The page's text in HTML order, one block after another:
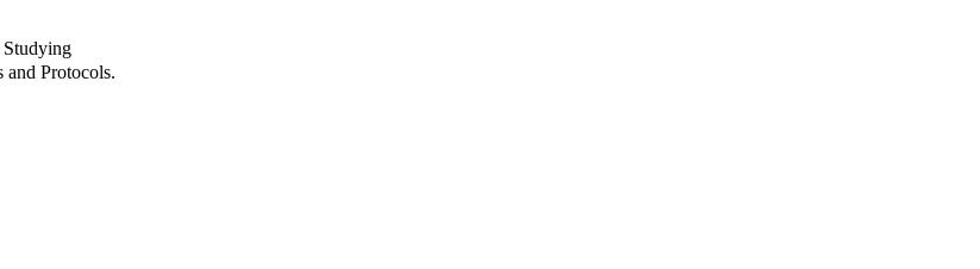
and Protocols.